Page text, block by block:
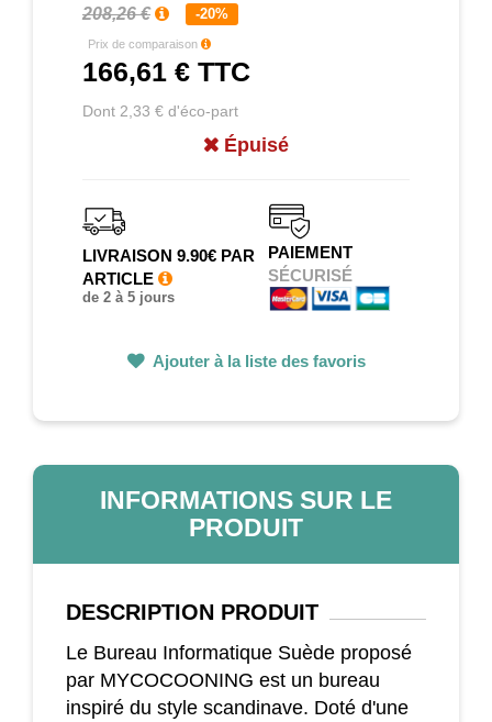
208,26 € -20%
Prix de comparaison
166,61 € TTC
Dont 2,33 € d'éco-part
Épuisé
LIVRAISON 9.90€ PAR
ARTICLE
de 2 à 5 jours
PAIEMENT
SÉCURISÉ
Ajouter à la liste des favoris
INFORMATIONS SUR LE
PRODUIT
DESCRIPTION PRODUIT
Le Bureau Informatique Suède proposé
par MYCOCOONING est un bureau
inspiré du style scandinave. Doté d'une